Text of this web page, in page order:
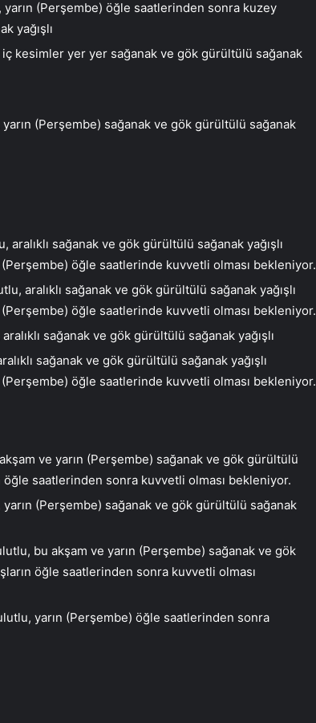
yarın (Perşembe) öğle saatlerinden sonra kuzey
yağışlı
iç kesimler yer yer sağanak ve gök gürültülü sağanak
(Perşembe) sağanak ve gök gürültülü sağanak
aralıklı sağanak ve gök gürültülü sağanak yağışlı
öğle saatlerinde kuvvetli olması bekleniyor.
aralıklı sağanak ve gök gürültülü sağanak yağışlı
öğle saatlerinde kuvvetli olması bekleniyor.
sağanak ve gök gürültülü sağanak yağışlı
sağanak ve gök gürültülü sağanak yağışlı
öğle saatlerinde kuvvetli olması bekleniyor.
ve yarın (Perşembe) sağanak ve gök gürültülü
öğle saatlerinden sonra kuvvetli olması bekleniyor.
yarın (Perşembe) sağanak ve gök gürültülü sağanak
bu akşam ve yarın (Perşembe) sağanak ve gök
öğle saatlerinden sonra kuvvetli olması
yarın (Perşembe) öğle saatlerinden sonra